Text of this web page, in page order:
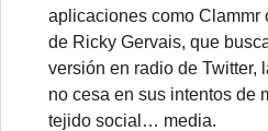
aplicaciones como Clammr
de Ricky Gervais, que
versión en radio de Twitter,
no cesa en sus intentos de
tejido social… media.